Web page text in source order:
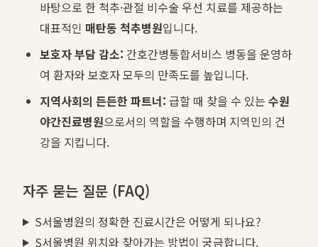
바탕으로 한 척추·관절 비수술 우선 치료를 제공하는
대표적인 매탄동 척추병원입니다.
보호자 부담 감소: 간호간병통합서비스 병동을 운영하
여 환자와 보호자 모두의 만족도를 높입니다.
지역사회의 든든한 파트너: 급할 때 찾을 수 있는 수원
야간진료병원으로서의 역할을 수행하며 지역민의 건
강을 지킵니다.
자주 묻는 질문 (FAQ)
S서울병원의 정확한 진료시간은 어떻게 되나요?
S서울병원 위치와 찾아가는 방법이 궁금합니다.